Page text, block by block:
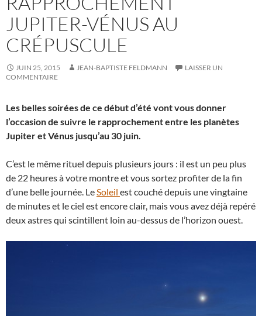
JUPITER-VÉNUS AU
CRÉPUSCULE
JUIN 25, 2015 JEAN-BAPTISTE FELDMANN
LAISSER UN
COMMENTAIRE
Les belles soirées de ce début d’été vont vous donner
l’occasion de suivre le rapprochement entre les planètes
Jupiter et Vénus jusqu’au 30 juin.
C’est le même rituel depuis plusieurs jours : il est un peu plus
de 22 heures à votre montre et vous sortez profiter de la fin
d’une belle journée. Le Soleil est couché depuis une vingtaine
de minutes et le ciel est encore clair, mais vous avez déjà repéré
deux astres qui scintillent loin au-dessus de l’horizon ouest.